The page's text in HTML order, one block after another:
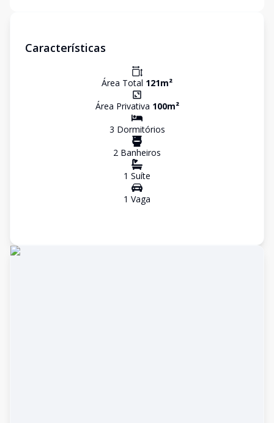
Características
Área Total 121m²
Área Privativa 100m²
3 Dormitórios
2 Banheiros
1 Suíte
1 Vaga